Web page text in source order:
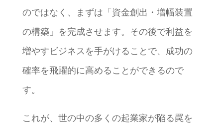
のではなく、まずは「資金創出・増幅装置
の構築」を完成させます。その後で利益を
増やすビジネスを手がけることで、成功の
確率を飛躍的に高めることができるので
す。
これが、世の中の多くの起業家が陥る罠を